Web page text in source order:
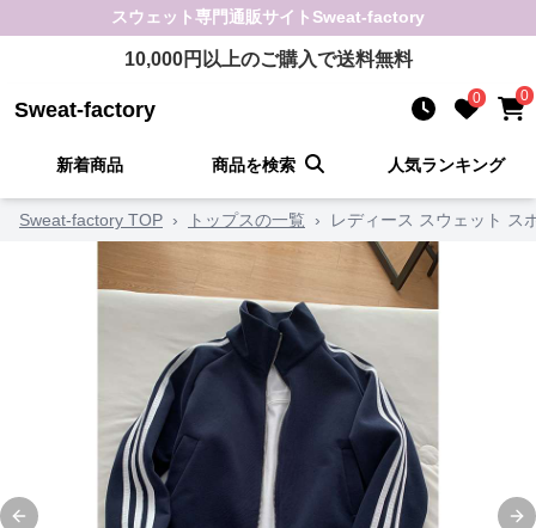
スウェット専門通販サイト Sweat-factory
10,000円以上のご購入で送料無料
Sweat-factory 0 0
新着商品 商品を検索 人気ランキング
Sweat-factory TOP › トップスの一覧 › レディース スウェット ス